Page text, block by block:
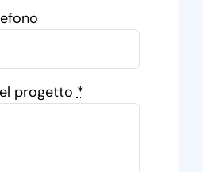
progetto*